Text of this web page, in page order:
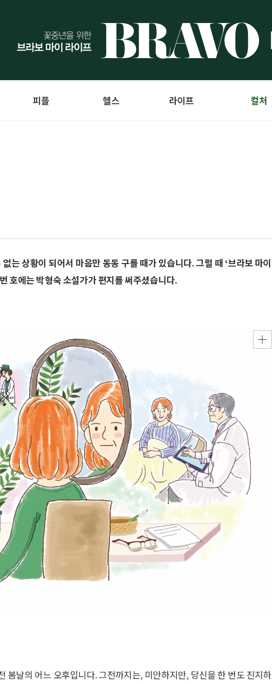
피플 헬스 라이프 컬처
는 상황이 되어서 마음만 동동 구를 때가 있습니다. 그럴 때 ‘브라보 마이
호에는 박형숙 소설가가 편지를 써주셨습니다.
봄날의 어느 오후입니다. 그전까지는, 미안하지만, 당신을 한 번도 진지하